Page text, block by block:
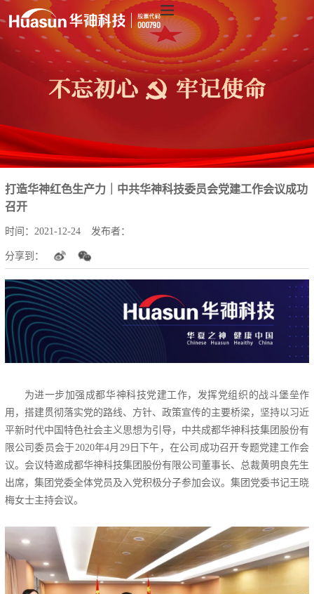
打造华神红色生产力｜中共华神科技委员会党建工作会议成功
召开
时间： 2021-12-24 发布者：
分享到：
为进一步加强成都华神科技党建工作，发挥党组织的战斗堡垒作
用，搭建贯彻落实党的路线、方针、政策宣传的主要桥梁，坚持以习近
平新时代中国特色社会主义思想为引导，中共成都华神科技集团股份有
限公司委员会于2020年4月29日下午，在公司成功召开专题党建工作会
议。会议特邀成都华神科技集团股份有限公司董事长、总裁黄明良先生
出席，集团党委全体党员及入党积极分子参加会议。集团党委书记王晓
梅女士主持会议。